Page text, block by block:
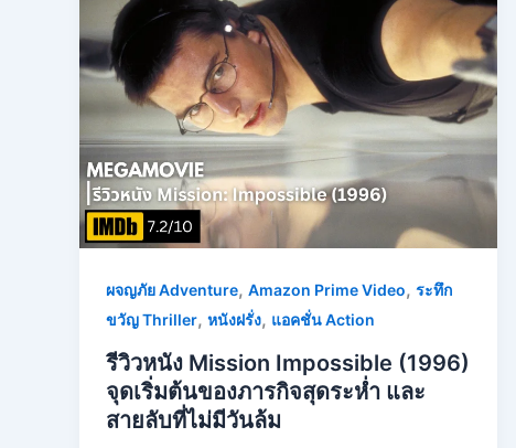
ผจญภัย Adventure, Amazon Prime Video, ระทึก
ขวัญ Thriller, หนังฝรั่ง, แอคชั่น Action
รีวิวหนัง Mission Impossible (1996)
จุดเริ่มต้นของภารกิจสุดระห่ำ และ
สายลับที่ไม่มีวันล้ม